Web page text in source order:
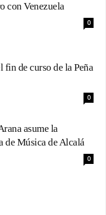
con Venezuela
0
fin de curso de la Peña
0
asume la
de Música de Alcalá
0